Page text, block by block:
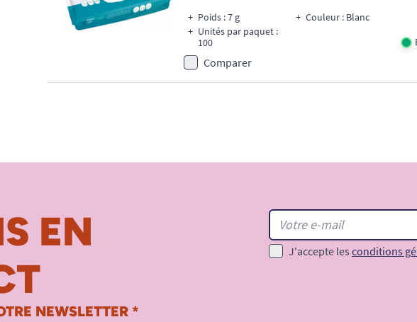
Poids : 7 g
Unités par paquet :
100
Couleur : Blanc
Comparer
EN
NEWSLETTER *
J'accepte les conditions